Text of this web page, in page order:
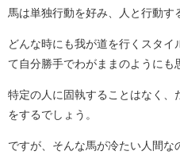
馬は単独行動を好み、人と行動す
どんな時にも我が道を行くスタイ
て自分勝手でわがままのようにも
特定の人に固執することはなく
をするでしょう。
ですが、そんな馬が冷たい人間